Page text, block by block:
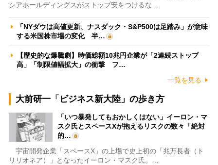
シアホールディングスがストップ安をつけるな…
「NYダウは高値更新、ナスダック・S&P500は足踏み」が意味
する米国株市場の変化 半…
【歴史的な爆騰劇】時価総額10兆円企業が「2連続ストップ
高」「制限値幅拡大」の衝撃 フ…
一覧を見る
大前研一「ビジネス新大陸」の歩き方
「いつ暴発してもおかしくはない」イーロン・マ
スク氏とスペースXが抱えるリスクの数々「絶対
的…
宇宙開発企業「スペースX」の上場で史上初の「兆万長者（ト
リリオネア）」となったイーロン・マスク氏。…